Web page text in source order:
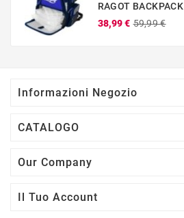
RAGOT BACKPACK
38,99 € 59,99 €
Informazioni Negozio
CATALOGO
Our Company
Il Tuo Account